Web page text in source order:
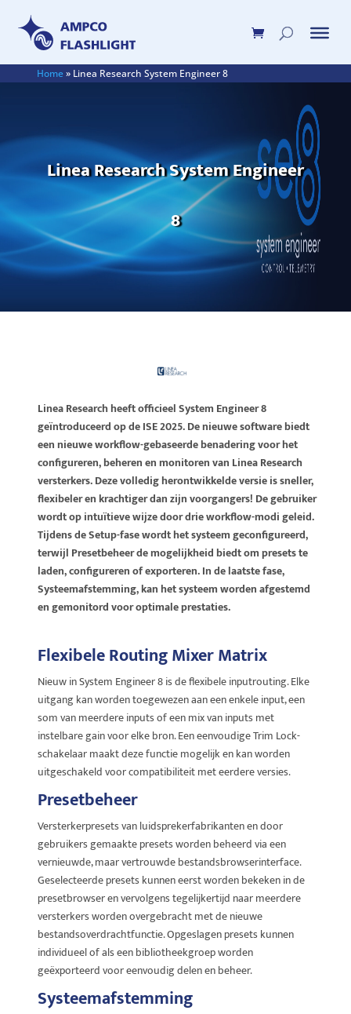
Home» Linea Research System Engineer 8
Linea Research System Engineer
8
Linea Research heeft officieel System Engineer 8
geïntroduceerd op de ISE 2025. De nieuwe software biedt
een nieuwe workflow-gebaseerde benadering voor het
configureren, beheren en monitoren van Linea Research
versterkers. Deze volledig herontwikkelde versie is sneller,
flexibeler en krachtiger dan zijn voorgangers! De gebruiker
wordt op intuïtieve wijze door drie workflow-modi geleid.
Tijdens de Setup-fase wordt het systeem geconfigureerd,
terwijl Presetbeheer de mogelijkheid biedt om presets te
laden, configureren of exporteren. In de laatste fase,
Systeemafstemming, kan het systeem worden afgestemd
en gemonitord voor optimale prestaties.
Flexibele Routing Mixer Matrix
Nieuw in System Engineer 8 is de flexibele inputrouting. Elke
uitgang kan worden toegewezen aan een enkele input, een
som van meerdere inputs of een mix van inputs met
instelbare gain voor elke bron. Een eenvoudige Trim Lock-
schakelaar maakt deze functie mogelijk en kan worden
uitgeschakeld voor compatibiliteit met eerdere versies.
Presetbeheer
Versterkerpresets van luidsprekerfabrikanten en door
gebruikers gemaakte presets worden beheerd via een
vernieuwde, maar vertrouwde bestandsbrowserinterface.
Geselecteerde presets kunnen eerst worden bekeken in de
presetbrowser en vervolgens tegelijkertijd naar meerdere
versterkers worden overgebracht met de nieuwe
bestandsoverdrachtfunctie. Opgeslagen presets kunnen
individueel of als een bibliotheekgroep worden
geëxporteerd voor eenvoudig delen en beheer.
Systeemafstemming